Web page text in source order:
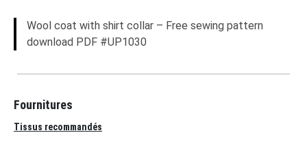
Wool coat with shirt collar – Free sewing pattern
download PDF #UP1030
Fournitures
Tissus recommandés